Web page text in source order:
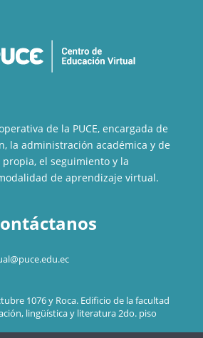
de la PUCE, encargada de
la administración académica y de
el seguimiento y la
de aprendizaje virtual.
1076 y Roca. Edificio de la facultad
lingüística y literatura 2do. piso